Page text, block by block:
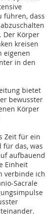
führen, dass
Der Körper
kreisen
eigenen
in den
bietet
bewusster
Körper
Zeit für ein
für das, was
aufbauend
Einheit
verbinde ich
Sacrale